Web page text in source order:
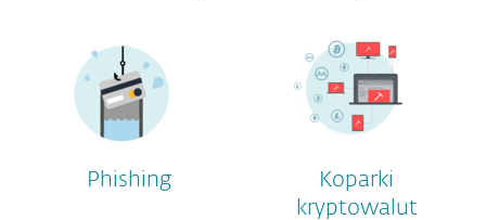
Phishing
Koparki
kryptowalut